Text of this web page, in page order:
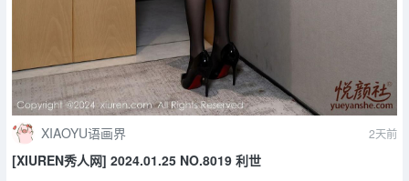
XIAOYU语画界 2天前
[XIUREN秀人网] 2024.01.25 NO.8019 利世